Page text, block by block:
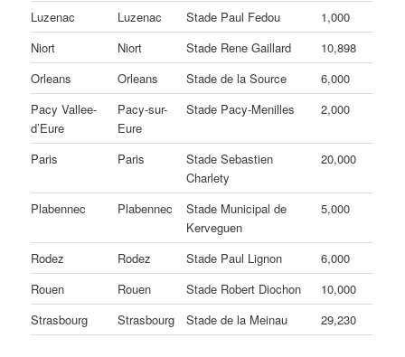
Luzenac
Luzenac Stade Paul Fedou
1,000
Niort
Niort Stade Rene Gaillard
10,898
Orleans
Orleans Stade de la Source
6,000
Pacy Vallee-
d’Eure
Pacy-sur-
Eure
Stade Pacy-Menilles 2,000
Paris Paris
Stade Sebastien
Charlety
20,000
Plabennec Plabennec
Stade Municipal de
Kerveguen
5,000
Rodez Rodez Stade Paul Lignon
6,000
Rouen
Rouen Stade Robert Diochon
10,000
Strasbourg
Strasbourg Stade de la Meinau 29,230